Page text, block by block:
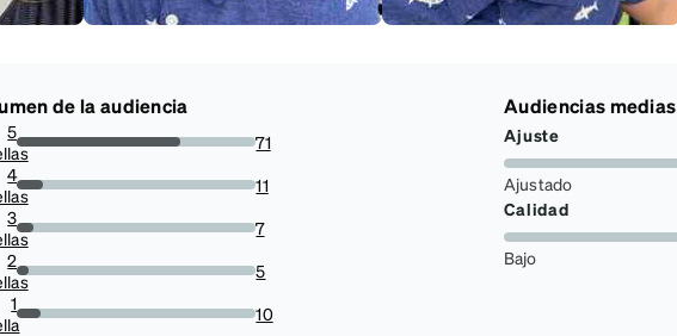
de la audiencia
5
68.26923076923077%
71
4
10.576923076923077%
11
3
6.730769230769231%
7
2
4.807692307692308%
5
1
9.615384615384617%
10
Audiencias medias
Ajuste
Ajustado
Calidad
Bajo